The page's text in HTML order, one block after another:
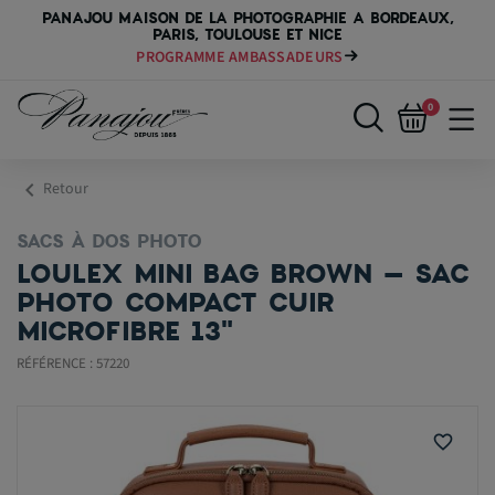
PANAJOU MAISON DE LA PHOTOGRAPHIE A BORDEAUX,
PARIS, TOULOUSE ET NICE
PAYER VOTRE MATÉRIEL JUSQU'EN 84 FOIS
0
chevron_left Retour
SACS À DOS PHOTO
LOULEX MINI BAG BROWN – SAC
PHOTO COMPACT CUIR
MICROFIBRE 13"
RÉFÉRENCE : 57220
favorite_border